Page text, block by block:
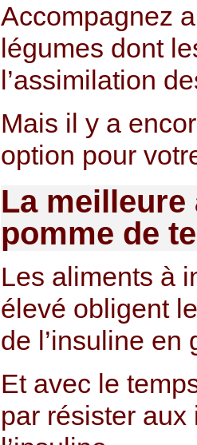
Accompagnez
légumes dont
l’assimilation
Mais il y a
option pour
La meilleure
pomme de
Les aliments à
élevé obligent
de l’insuline
Et avec le
par résister